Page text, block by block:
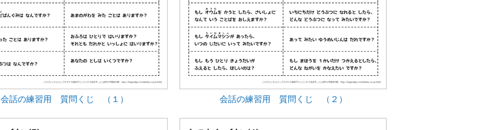
会話の練習用 質問くじ （１） 会話の練習用 質問くじ （２）